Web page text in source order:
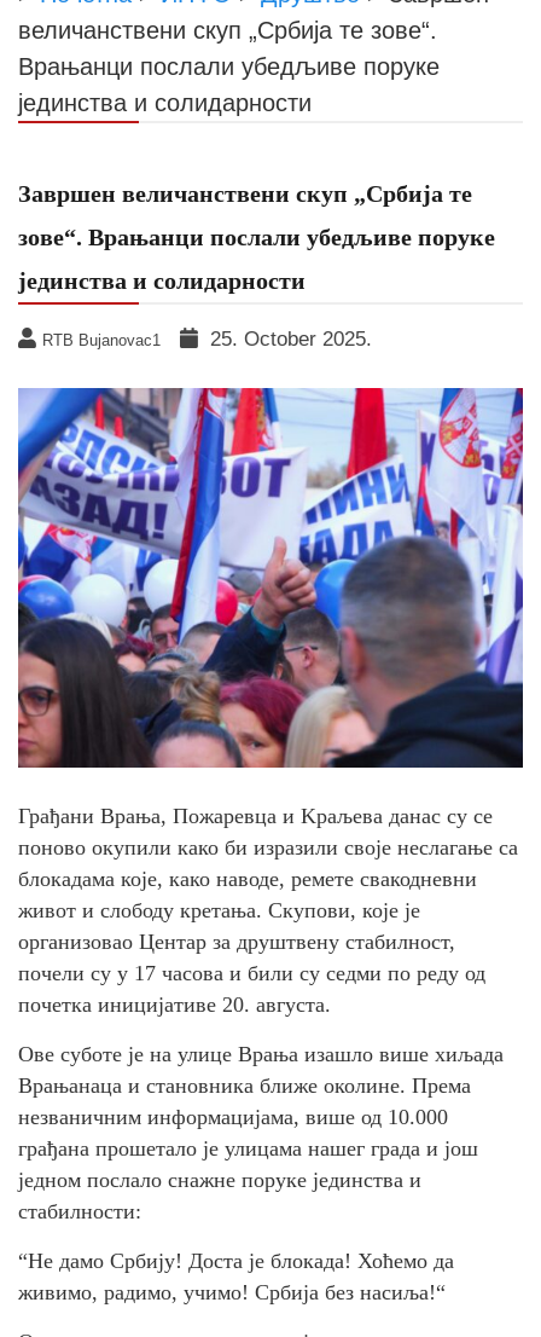
величанствени скуп „Србија те зове“.
Врањанци послали убедљиве поруке
јединства и солидарности
Завршен величанствени скуп „Србија те
зове“. Врањанци послали убедљиве поруке
јединства и солидарности
RTB Bujanovac1 25. October 2025.
Грађани Врања, Пожаревца и Kраљева данас су се
поново окупили како би изразили своје неслагање са
блокадама које, како наводе, ремете свакодневни
живот и слободу кретања. Скупови, које је
организовао Центар за друштвену стабилност,
почели су у 17 часова и били су седми по реду од
почетка иницијативе 20. августа.
Ове суботе је на улице Врања изашло више хиљада
Врањанаца и становника ближе околине. Према
незваничним информацијама, више од 10.000
грађана прошетало је улицама нашег града и још
једном послало снажне поруке јединства и
стабилности:
“Не дамо Србију! Доста је блокада! Хоћемо да
живимо, радимо, учимо! Србија без насиља!“